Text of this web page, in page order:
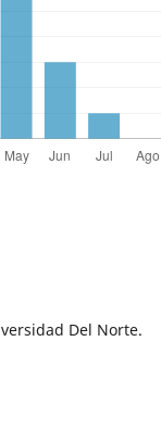
Del Norte.